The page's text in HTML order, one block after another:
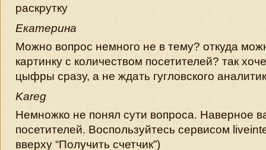
раскрутку
Екатерина
Можно вопрос немного не в тему? откуда
картинку с количеством посетителей? так
цыфры сразу, а не ждать гугловского
Kareg
Немножко не понял сути вопроса. Наверное
посетителей. Воспользуйтесь сервисом
вверху “Получить счетчик”)